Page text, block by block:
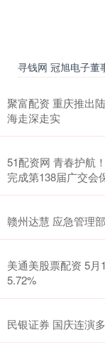
寻钱网 冠旭电子董
聚富配资 重庆推出
海走深走实
51配资网 青春护航
完成第138届广交会
赣州达慧 应急管理
美通美股票配资 5
5.72%
民银证券 国庆连演